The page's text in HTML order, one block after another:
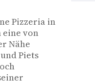
Pizzeria in
eine von
Nähe
Piets